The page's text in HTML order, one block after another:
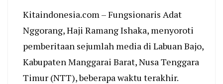
Kitaindonesia.com – Fungsionaris Adat
Nggorang, Haji Ramang Ishaka, menyoroti
pemberitaan sejumlah media di Labuan Bajo,
Kabupaten Manggarai Barat, Nusa Tenggara
Timur (NTT), beberapa waktu terakhir.